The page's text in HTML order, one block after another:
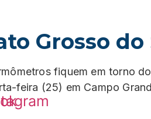
Grosso
fiquem em torno
feira (25) em Campo